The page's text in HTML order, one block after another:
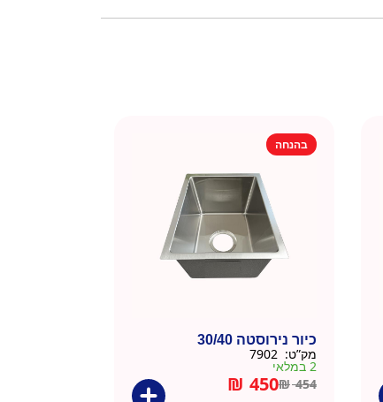
בהנחה
כיור נירוסטה 30/40
מק”ט:
2 במלאי
₪454
₪ 450